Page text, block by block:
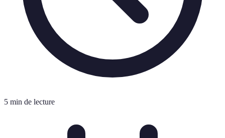
5 min de lecture